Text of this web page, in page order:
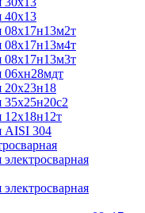
40х13
06хн28мдт
20х23н18
AISI 304